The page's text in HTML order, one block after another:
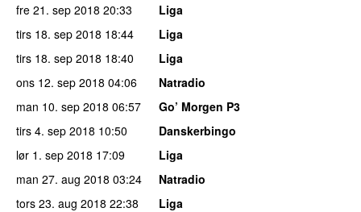
fre 21. sep 2018 20:33
Liga
tirs 18. sep 2018 18:44
Liga
tirs 18. sep 2018 18:40
Liga
ons 12. sep 2018 04:06
Natradio
man 10. sep 2018 06:57
Go’ Morgen P3
tirs 4. sep 2018 10:50
Danskerbingo
lør 1. sep 2018 17:09
Liga
man 27. aug 2018 03:24
Natradio
tors 23. aug 2018 22:38
Liga